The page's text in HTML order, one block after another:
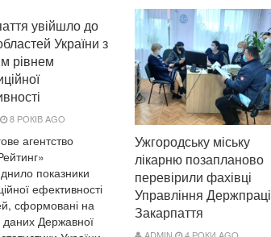
увійшло до
України з
рівнем
8 РОКІВ AGO
агентство
показники
ефективності
сформовані на
даних Державної
Ужгородську міську
лікарню позапланово
перевірили фахівці
Управління Держпраці
Закарпаття
ADMIN 4 РОКИ AGO